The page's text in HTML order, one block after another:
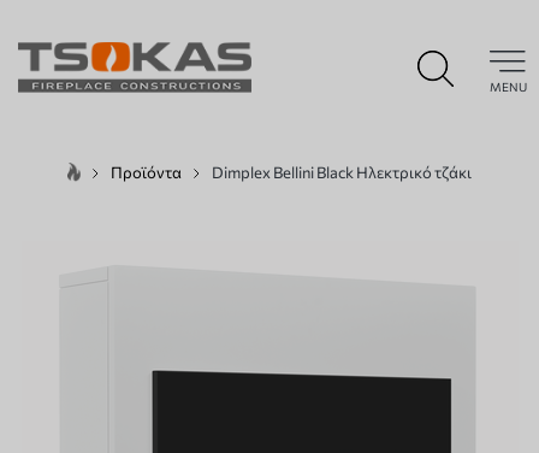
MENU
Προϊόντα Dimplex Bellini Black Ηλεκτρικό τζάκι